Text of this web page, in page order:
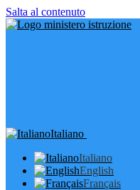
Salta al contenuto
Italiano
Italiano
English
Français